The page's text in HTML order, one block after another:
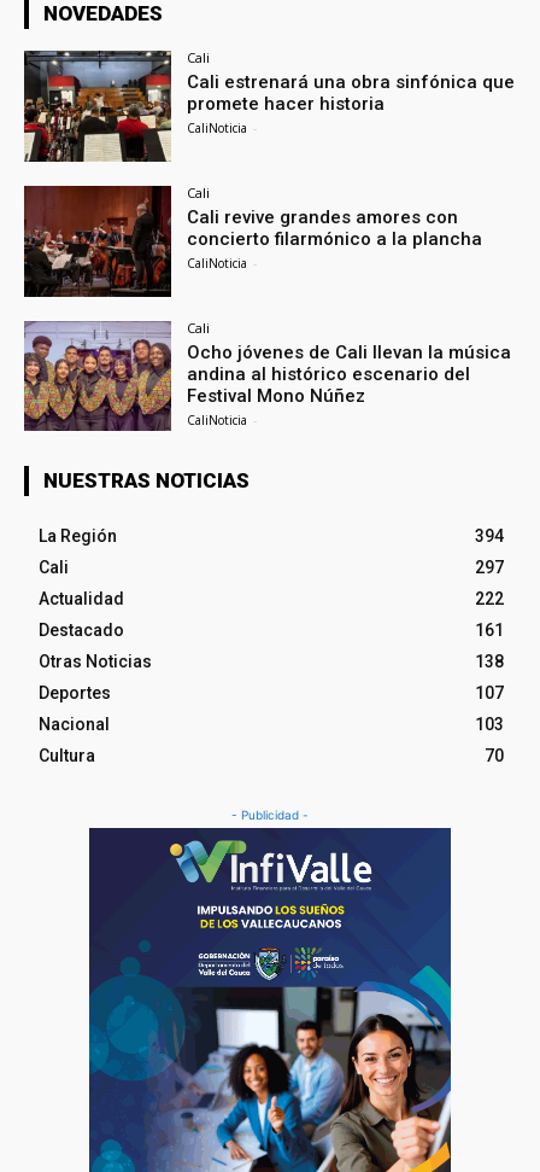
NOVEDADES
Cali
Cali estrenará una obra sinfónica que
promete hacer historia
CaliNoticia -
Cali
Cali revive grandes amores con
concierto filarmónico a la plancha
CaliNoticia -
Cali
Ocho jóvenes de Cali llevan la música
andina al histórico escenario del
Festival Mono Núñez
CaliNoticia -
NUESTRAS NOTICIAS
La Región
394
Cali
297
Actualidad
222
Destacado
161
Otras Noticias
138
Deportes
107
Nacional
103
Cultura
70
- Publicidad -